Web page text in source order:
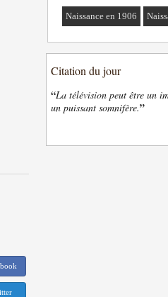
Naissance en 1906
Citation du jour
“La télévision peut être un
un puissant somnifère.”